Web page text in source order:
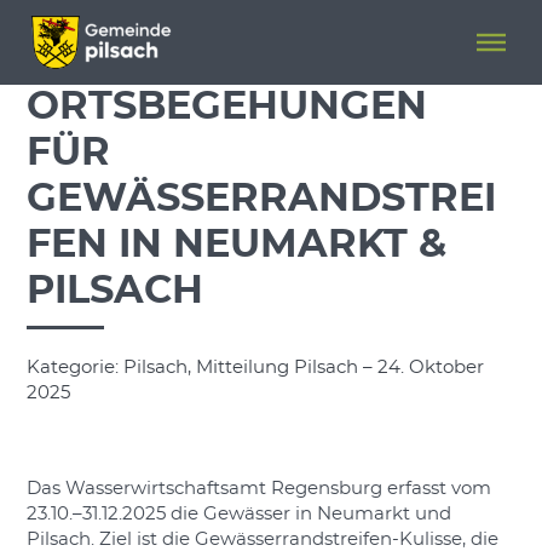
Menü überspringen
Menü überspringen
ORTSBEGEHUNGEN
FÜR
GEWÄSSERRANDSTREI
FEN IN NEUMARKT &
PILSACH
Kategorie: Pilsach, Mitteilung Pilsach – 24. Oktober
2025
Das Wasserwirtschaftsamt Regensburg erfasst vom
23.10.–31.12.2025 die Gewässer in Neumarkt und
Pilsach. Ziel ist die Gewässerrandstreifen-Kulisse, die